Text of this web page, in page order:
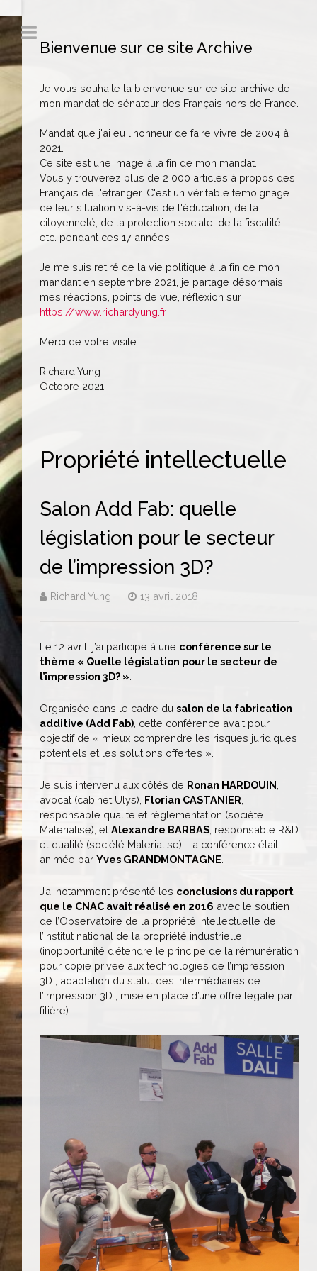
Bienvenue sur ce site Archive
Je vous souhaite la bienvenue sur ce site archive de
mon mandat de sénateur des Français hors de France.
Mandat que j'ai eu l'honneur de faire vivre de 2004 à
2021.
Ce site est une image à la fin de mon mandat.
Vous y trouverez plus de 2 000 articles à propos des
Français de l'étranger. C'est un véritable témoignage
de leur situation vis-à-vis de l'éducation, de la
citoyenneté, de la protection sociale, de la fiscalité,
etc. pendant ces 17 années.
Je me suis retiré de la vie politique à la fin de mon
mandant en septembre 2021, je partage désormais
mes réactions, points de vue, réflexion sur
https://www.richardyung.fr
Merci de votre visite.
Richard Yung
Octobre 2021
Propriété intellectuelle
Salon Add Fab: quelle
législation pour le secteur
de l’impression 3D?
Richard Yung 13 avril 2018
Le 12 avril, j’ai participé à une conférence sur le
thème « Quelle législation pour le secteur de
l’impression 3D? »
Organisée dans le cadre du salon de la fabrication
additive (Add Fab) , cette conférence avait pour
objectif de « mieux comprendre les risques juridiques
potentiels et les solutions offertes ».
Je suis intervenu aux côtés de Ronan HARDOUIN
avocat (cabinet Ulys), Florian CASTANIER
responsable qualité et réglementation (société
Materialise), et Alexandre BARBAS , responsable R&D
et qualité (société Materialise). La conférence était
animée par Yves GRANDMONTAGNE
J’ai notamment présenté les conclusions du rapport
que le CNAC avait réalisé en 2016 avec le soutien
de l’Observatoire de la propriété intellectuelle de
l’Institut national de la propriété industrielle
(inopportunité d’étendre le principe de la rémunération
pour copie privée aux technologies de l’impression
3D ; adaptation du statut des intermédiaires de
l’impression 3D ; mise en place d’une offre légale par
filière).